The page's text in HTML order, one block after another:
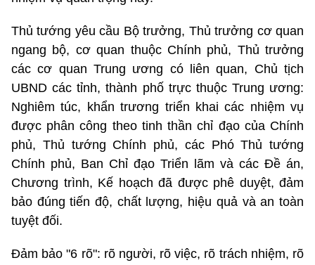
Thủ tướng yêu cầu Bộ trưởng, Thủ trưởng cơ quan
ngang bộ, cơ quan thuộc Chính phủ, Thủ trưởng
các cơ quan Trung ương có liên quan, Chủ tịch
UBND các tỉnh, thành phố trực thuộc Trung ương:
Nghiêm túc, khẩn trương triển khai các nhiệm vụ
được phân công theo tinh thần chỉ đạo của Chính
phủ, Thủ tướng Chính phủ, các Phó Thủ tướng
Chính phủ, Ban Chỉ đạo Triển lãm và các Đề án,
Chương trình, Kế hoạch đã được phê duyệt, đảm
bảo đúng tiến độ, chất lượng, hiệu quả và an toàn
tuyệt đối.
Đảm bảo "6 rõ": rõ người, rõ việc, rõ trách nhiệm, rõ